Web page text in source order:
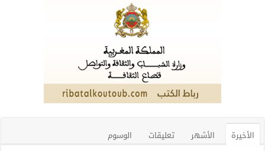
الأخيرة الأشهر تعليقات
الوسوم